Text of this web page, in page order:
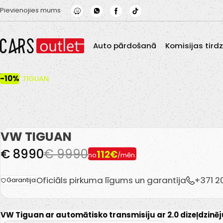
Skip to main content
Pievienojies mums
Auto pārdošanā Komisijas
-10%
VW TIGUAN
no112€/mēn.
€ 9990
€ 8990
GarantijaOficiāls pirkuma līgums un garantija +371
VW Tiguan ar automātisko transmisiju ar 2.0